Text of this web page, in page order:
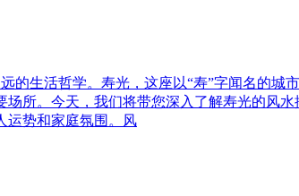
生活哲学。寿光，这座以“寿”字闻名的城
所。今天，我们将带您深入了解寿光的风
运势和家庭氛围。风